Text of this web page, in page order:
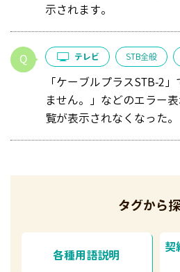
示されます。
テレビ STB全般
「ケーブルプラスSTB-2
ません。」などのエラー
覧が表示されなくなった。
タグから
各種用語説明
契